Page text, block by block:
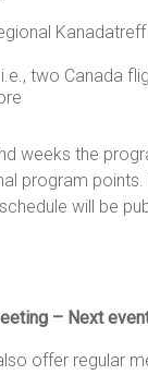
two Canada
weeks the
program
will be
– Next
offer regular